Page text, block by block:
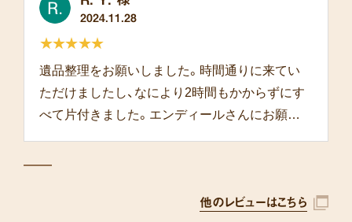
2024.11.28
遺品整理をお願いしました。時間通りに来てい
ただけましたし、なにより2時間もかからずにす
べて片付きました。エンディールさんにお願い
★★★★★
他のレビューはこちら